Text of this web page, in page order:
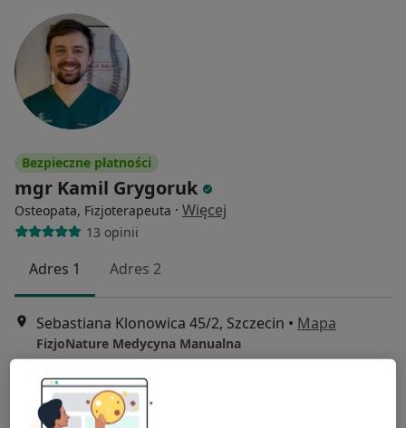
Bezpieczne płatności
mgr Kamil Grygoruk
Osteopata, Fizjoterapeuta · Więcej
13 opinii
Adres 1 Adres 2
Sebastiana Klonowica 45/2, Szczecin • Mapa
FizjoNature Medycyna Manualna